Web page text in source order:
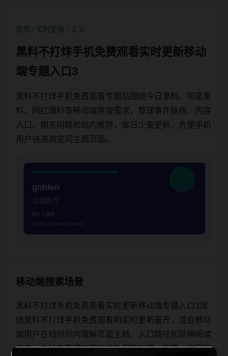
首页 实时更新
黑料不打烊手机免费观看实时更新移动
端专题入口3
黑料不打烊手机免费观看专题站围绕今日黑料、明星黑
料、网红爆料等移动端常搜需求，整理事件脉络、内容
入口、相关问题和站内推荐，每日少量更新，方便手机
用户快速浏览同主题页面。
移动端搜索场景
黑料不打烊手机免费观看实时更新移动端专题入口3围
绕黑料不打烊手机免费观看和实时更新展开，适合移动
端用户在短时间内理解页面主题、入口路径和延伸阅读
方向。本站在整理内容时优先保持标题、摘要、栏目和